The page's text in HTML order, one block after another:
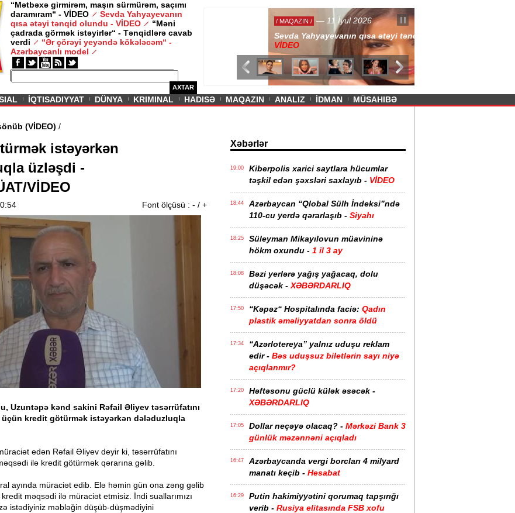
“Mətbəxə girmirəm, maşın sürmürəm, saçımı
daramıram“ - VİDEO
Sevda Yahyayevanın
qısa ətəyi tənqid olundu - VİDEO
“Məni
çadrada görmək istəyirlər“ - Tənqidlərə cavab
verdi
“Ər çörəyi yeyəndə kökələcəm“ -
Azərbaycanlı model
AXTAR
— 11 İyul 2026
Sevda Yahyayevanın qısa ətəyi tənqid olundu -
İQTISADIYYAT DÜNYA KRIMINAL HADISƏ MAQAZIN ANALIZ İDMAN MÜSAHIBƏ
sönüb (VİDEO)
istəyərkən
üzləşdi -
VİDEO
Font ölçüsü : - / +
Uzuntəpə kənd sakini Rəfail Əliyev təsərrüfatını
kredit götürmək istəyərkən dələduzluqla
edən Rəfail Əliyev deyir ki, təsərrüfatını
ilə kredit götürmək qərarına gəlib.
ayında müraciət edib. Elə həmin gün ona zəng gəlib
məqsədi ilə müraciət etmisiz. İndi suallarımızı
istədiyiniz məbləğin düşüb-düşmədiyini
Xəbərlər
19:00
Kiberpolis xarici saytlara hücumlar
təşkil edən şəxsləri saxlayıb - VİDEO
18:44
Azərbaycan “Qlobal Sülh İndeksi”ndə
110-cu yerdə qərarlaşıb - Siyahı
18:25
Süleyman Mikayılovun müavininə
hökm oxundu - 1 il 3 ay
18:08
Bəzi yerlərə yağış yağacaq, dolu
düşəcək - XƏBƏRDARLIQ
17:50 “Kəpəz“ Hospitalında faciə: Qadın
plastik əməliyyatdan sonra öldü
17:34
“Azərlotereya” yalnız uduşu reklam
edir - Bəs uduşsuz biletlərin sayı niyə
açıqlanmır?
17:20
Həftəsonu güclü külək əsəcək -
XƏBƏRDARLIQ
17:05 Dollar neçəyə olacaq? - Mərkəzi Bank 3
günlük məzənnəni açıqladı
16:47
Azərbaycanda vergi borcları 4 milyard
manatı keçib - Hesabat
16:29
Putin hakimiyyətini qorumaq tapşırığı
verib - Rusiya elitasında FSB xofu